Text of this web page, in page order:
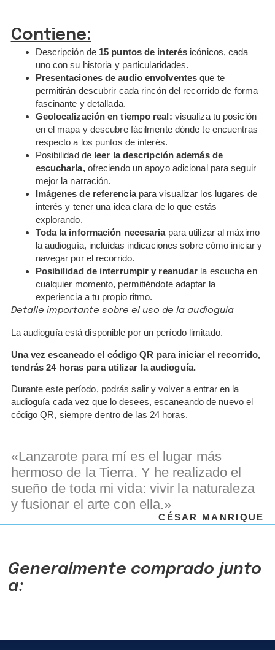
Contiene:
Descripción de 15 puntos de interés icónicos, cada
uno con su historia y particularidades.
Presentaciones de audio envolventes que te
permitirán descubrir cada rincón del recorrido de forma
fascinante y detallada.
Geolocalización en tiempo real: visualiza tu posición
en el mapa y descubre fácilmente dónde te encuentras
respecto a los puntos de interés.
Posibilidad de leer la descripción además de
escucharla,ofreciendo un apoyo adicional para seguir
mejor la narración.
Imágenes de referenciapara visualizar los lugares de
interés y tener una idea clara de lo que estás
explorando.
Toda la información necesariapara utilizar al máximo
la audioguía, incluidas indicaciones sobre cómo iniciar y
navegar por el recorrido.
Posibilidad de interrumpir y reanudar la escucha en
cualquier momento, permitiéndote adaptar la
experiencia a tu propio ritmo.
Detalle importante sobre el uso de la audioguía
La audioguía está disponible por un período limitado.
Una vez escaneado el código QR para iniciar el recorrido,
tendrás 24 horas para utilizar la audioguía.
Durante este período, podrás salir y volver a entrar en la
audioguía cada vez que lo desees, escaneando de nuevo el
código QR, siempre dentro de las 24 horas.
«Lanzarote para mí es el lugar más
hermoso de la Tierra. Y he realizado el
sueño de toda mi vida: vivir la naturaleza
y fusionar el arte con ella.»
CÉSAR MANRIQUE
Generalmente comprado junto
a: